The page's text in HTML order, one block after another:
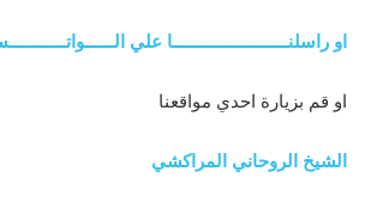
او راسلنــــــــــــــــــــــــا علي
او قم بزيارة احدي مواقعنا
الشيخ الروحاني المراكشي